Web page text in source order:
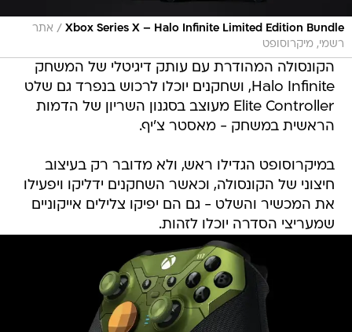
Xbox Series X – Halo Infinite Limited Edition Bundle
/ אתר
רשמי, מיקרוסופט
הקונסולה המהודרת עם עותק דיגיטלי של המשחק
Halo Infinite, ושחקנים יוכלו לרכוש בנפרד גם שלט
Elite Controller מעוצב בסגנון השריון של הדמות
הראשית במשחק - מאסטר צ'יף.
במיקרוסופט הגדילו ראש, ולא מדובר רק בעיצוב
חיצוני של הקונסולה, וכאשר השחקנים ידליקו ויפעילו
את המכשיר והשלט - גם הם יפיקו צלילים אייקוניים
שמעריצי הסדרה יוכלו לזהות.